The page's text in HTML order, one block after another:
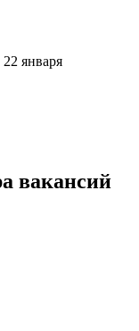
22 января
вакансий